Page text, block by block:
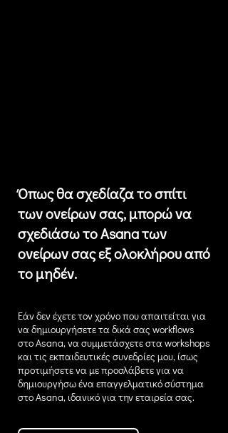
Όπως θα σχεδίαζα το σπίτι
των ονείρων σας, μπορώ να
σχεδιάσω το Asana των
ονείρων σας εξ ολοκλήρου από
το μηδέν.
Εάν δεν έχετε τον χρόνο που απαιτείται για
να δημιουργήσετε τα δικά σας workflows
στο Asana, να συμμετάσχετε στα workshops
και τις εκπαιδευτικές συνεδρίες μου, ίσως
προτιμήσετε να με προσλάβετε για να
δημιουργήσω ένα επαγγελματικό σύστημα
στο Asana, ιδανικό για την εταιρεία σας.